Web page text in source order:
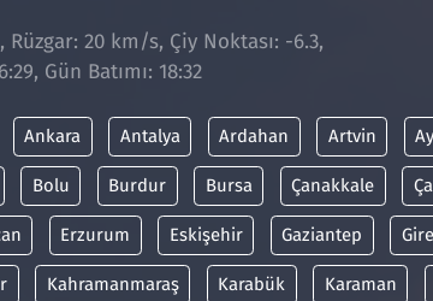
Rüzgar: 20 km/s, Çiy Noktası: -6.3,
Gün Batımı: 18:32
Ankara Antalya Ardahan Artvin
Bolu Burdur Bursa Çanakkale
Erzurum Eskişehir Gaziantep
Kahramanmaraş Karabük Karaman